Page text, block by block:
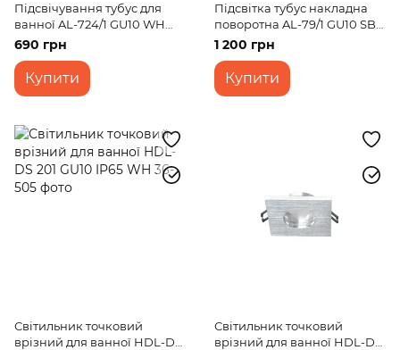
Підсвічування тубус для
ванної AL-724/1 GU10 WH
IP44 MR16
690 грн
Купити
Підсвітка тубус накладна
поворотна AL-79/1 GU10 SBK
IP20
1 200 грн
Купити
Світильник точковий
врізний для ванної HDL-DS
Світильник точковий
врізний для ванної HDL-DS